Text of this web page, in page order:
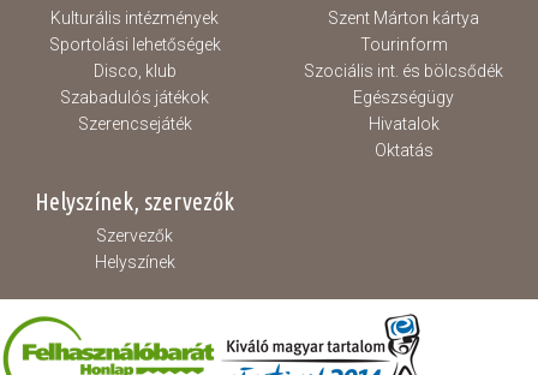
Kulturális intézmények
Sportolási lehetőségek
Disco, klub
Szabadulós játékok
Szerencsejáték
Szent Márton kártya
Tourinform
Szociális int. és bölcsődék
Egészségügy
Hivatalok
Oktatás
Helyszínek, szervezők
Szervezők
Helyszínek